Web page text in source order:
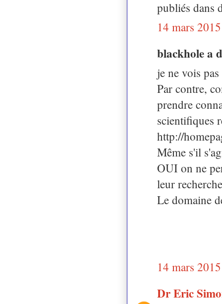
publiés dans
14 mars
blackhole a
je ne vois
Par contre,
prendre
scientifiques
http://
Même s'il
OUI on ne
leur
Le domaine
14 mars
Dr Eric